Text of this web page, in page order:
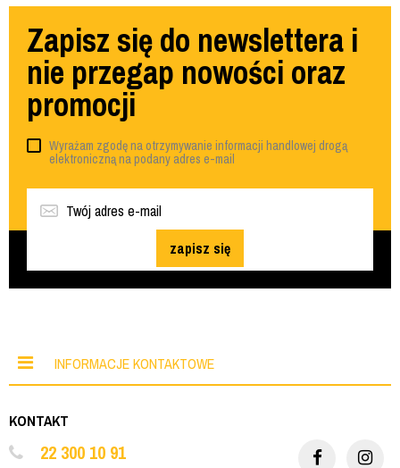
Zapisz się do newslettera i
nie przegap nowości oraz
promocji
Wyrażam zgodę na otrzymywanie informacji handlowej drogą
elektroniczną na podany adres e-mail
zapisz się
INFORMACJE KONTAKTOWE
KONTAKT
22 300 10 91